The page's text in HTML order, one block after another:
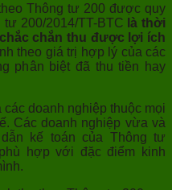
Thông tư 200 được quy
200/2014/TT-BTC là thời
chắn thu được lợi ích
theo giá trị hợp lý của các
phân biệt đã thu tiền hay
doanh nghiệp thuộc mọi
Các doanh nghiệp vừa và
kế toán của Thông tư
hợp với đặc điểm kinh